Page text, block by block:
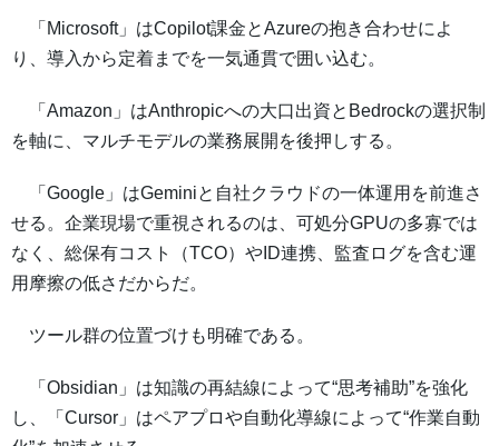
「Microsoft」はCopilot課金とAzureの抱き合わせによ
り、導入から定着までを一気通貫で囲い込む。
「Amazon」はAnthropicへの大口出資とBedrockの選択制
を軸に、マルチモデルの業務展開を後押しする。
「Google」はGeminiと自社クラウドの一体運用を前進さ
せる。企業現場で重視されるのは、可処分GPUの多寡では
なく、総保有コスト（TCO）やID連携、監査ログを含む運
用摩擦の低さだからだ。
ツール群の位置づけも明確である。
「Obsidian」は知識の再結線によって“思考補助”を強化
し、「Cursor」はペアプロや自動化導線によって“作業自動